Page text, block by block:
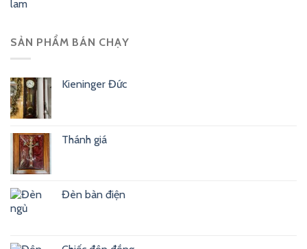
SẢN PHẨM BÁN CHẠY
Kieninger Đức
Thánh giá
Đèn bàn điện